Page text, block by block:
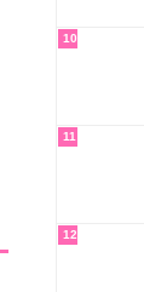
10
11
12